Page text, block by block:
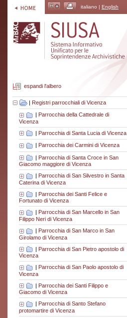
italiano | English
espandi l'albero
| Registri parrocchiali di Vicenza
| Parrocchia della Cattedrale di
Vicenza
| Parrocchia di Santa Lucia di Vicenza
Parrocchia dei Carmini di Vicenza
| Parrocchia di Santa Croce in San
Giacomo maggiore di Vicenza
Parrocchia di San Silvestro in Santa
Caterina di Vicenza
| Parrocchia dei Santi Felice e
Fortunato di Vicenza
Parrocchia di San Marcello in San
Filippo Neri di Vicenza
| Parrocchia di San Marco in San
Girolamo di Vicenza
| Parrocchia di San Pietro apostolo di
Vicenza
| Parrocchia di San Paolo apostolo di
Vicenza
| Parrocchia dei Santi Filippo e
Giacomo di Vicenza
| Parrocchia di Santo Stefano
protomartire di Vicenza